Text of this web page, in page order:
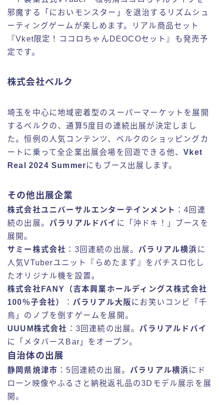
邪魔する「においモンスター」を退治するリズムシュ
ーティングゲームが楽しめます。リアル商品セット
『Vket限定！ココロちゃんDEOCOセット』も発売予
定です。
株式会社ベルク
埼玉を中心に地域密着型のスーパーマーケットを展開
するベルクの、通算5度目の連続出展が決定しまし
た。恒例の人気コンテンツ、ベルクのショッピングカ
ートに乗って全企業出展会場を回遊できる他、Vket
Real 2024 Summerにもブース出展します。
その他出展企業
株式会社ユニバーサルエンターテインメント ：4回連
続の出展。 パラリアルドバイ に「沖ドキ！」ブースを
展開。
サミー株式会社 ：3回連続の出展。 パラリアル横浜 に
人気VTuberユニット『らめたまず』をパチスロ化し
たオリジナル機を設置。
株式会社FANY（吉本興業ホールディングス株式会社
100％子会社）
： パラリアル大阪 にお笑いコンビ「千
鳥」のノブを倒すゲームを展開。
UUUM株式会社 ：3回連続の出展。 パラリアルドバイ
に「メタバースBar」をオープン。
自治体の出展
静岡県焼津市 ：5回連続の出展。 パラリアル横浜 にド
ローン映像やふるさと納税返礼品の3Dモデル展示を展
開。